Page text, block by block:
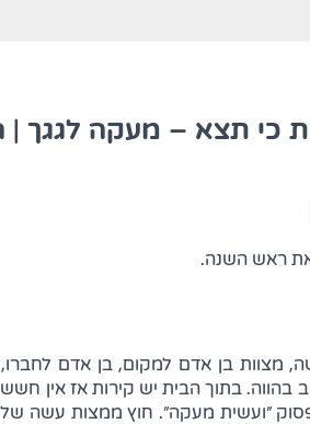
כי תצא – מעקה לגגך |
ראש השנה.
בן אדם למקום, בן אדם
בהווה. בתוך הבית יש קירות אז אין
"ועשית מעקה". חוץ ממצות